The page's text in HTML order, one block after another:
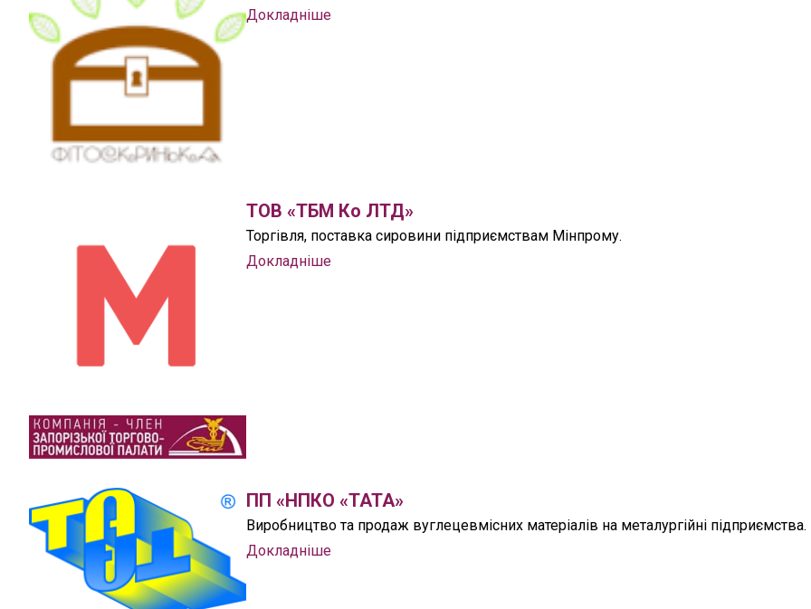
Докладніше
ТОВ «ТБМ Ко ЛТД»
Торгівля, поставка сировини підприємствам Мінпрому.
Докладніше
ПП «НПКО «ТАТА»
Виробництво та продаж вуглецевмісних матеріалів на металургійні підприємства.
Докладніше